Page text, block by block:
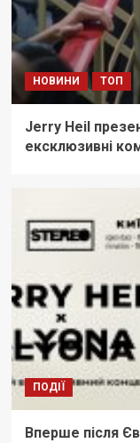
НОВИНИ ТОП
Jerry Heil
ексклюзивні
ПОДІЇ
Вперше після